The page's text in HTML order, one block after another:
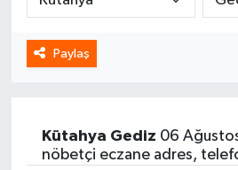
Paylaş
Kütahya Gediz 06
nöbetçi eczane adres,